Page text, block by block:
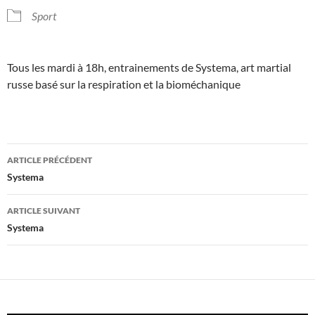
Sport
Tous les mardi à 18h, entrainements de Systema, art martial
russe basé sur la respiration et la bioméchanique
Navigation
des
articles
ARTICLE PRÉCÉDENT
Systema
ARTICLE SUIVANT
Systema